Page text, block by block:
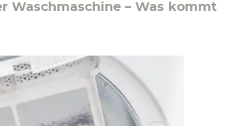
Waschmaschine – Was kommt